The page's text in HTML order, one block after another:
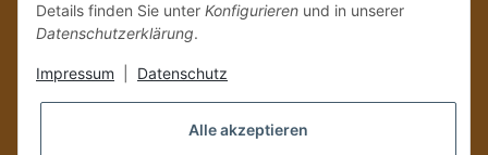
Details finden Sie unter Konfigurieren und in unserer
Datenschutzerklärung.
Impressum Datenschutz
Alle akzeptieren